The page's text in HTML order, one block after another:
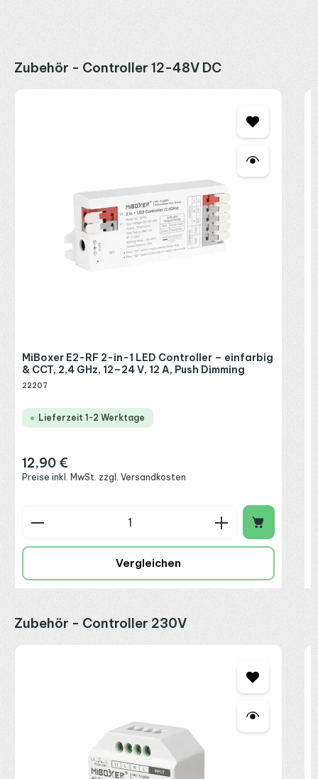
Produktgalerie überspringen
Zubehör - Controller 12-48V DC
MiBoxer E2-RF 2-in-1 LED Controller – einfarbig
& CCT, 2,4 GHz, 12–24 V, 12 A, Push Dimming
22207
Lieferzeit 1-2 Werktage
Regulärer Preis:
12,90 €
Preise inkl. MwSt. zzgl. Versandkosten
Produkt Anzahl: Gib den gewünschten Wert
Vergleichen
Produktgalerie überspringen
Zubehör - Controller 230V